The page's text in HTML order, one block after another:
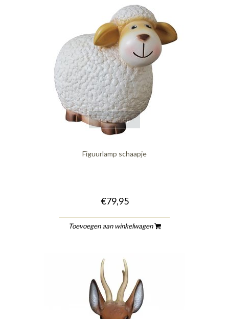
quickshop
Figuurlamp schaapje
€79,95
Toevoegen aan winkelwagen